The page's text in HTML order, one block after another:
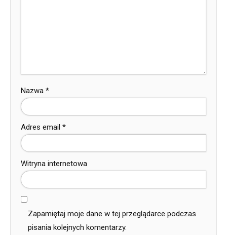
Nazwa *
Adres email *
Witryna internetowa
Zapamiętaj moje dane w tej przeglądarce podczas
pisania kolejnych komentarzy.